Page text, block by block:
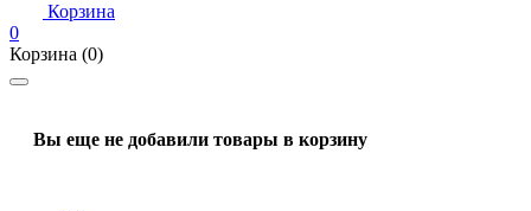
Корзина
0
Корзина (0)
Вы еще не добавили товары в корзину